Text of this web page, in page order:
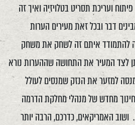
ועריכת תסריט בטלויזיה ואיך זה
דבר ובכל זאת מעירים הערות
להתמודד איתם זה לשחק את משחק
לצד המעיר את התחושה שההערות נורא
למזער את הנזק שמנסים לעולל
מחדש של מנהלי מחלקת הדרמה
ושוב האמריקאים, כדרכם, הרבה יותר